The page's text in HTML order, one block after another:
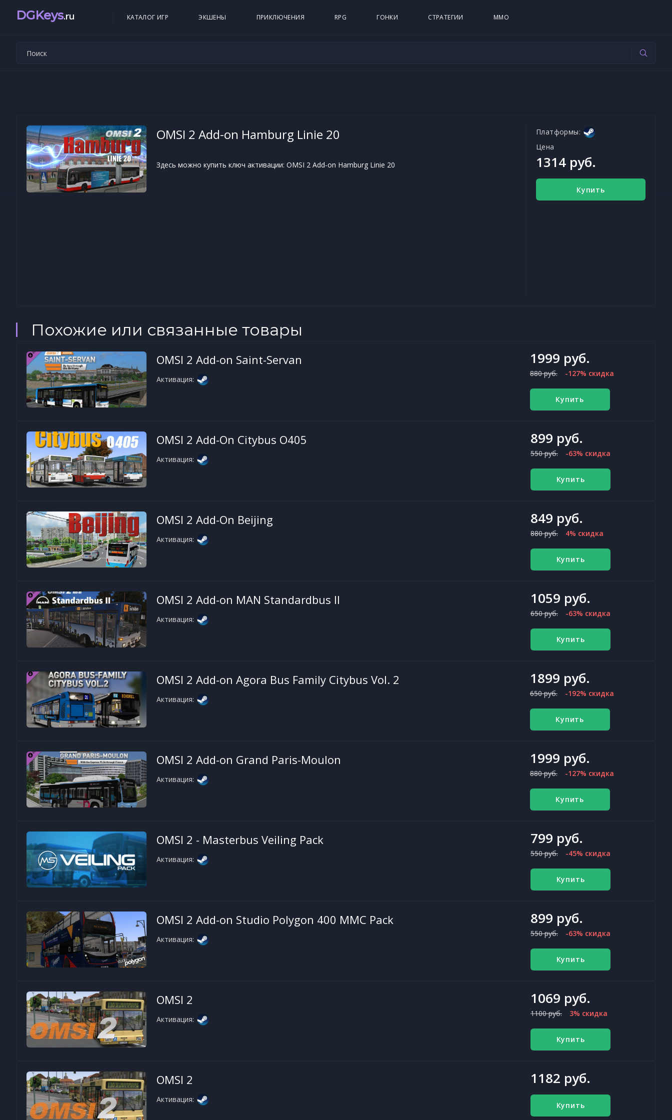
DGKeys.ru КАТАЛОГ ИГР ЭКШЕНЫ ПРИКЛЮЧЕНИЯ RPG ГОНКИ СТРАТЕГИИ MMO
OMSI 2 Add-on Hamburg Linie 20
Здесь можно купить ключ активации: OMSI 2 Add-on Hamburg Linie 20
Платформы:
Цена
1314 руб.
Купить
Похожие или связанные товары
OMSI 2 Add-on Saint-Servan
Активация:
1999 руб.
880 руб. -127% скидка
Купить
OMSI 2 Add-On Citybus O405
Активация:
899 руб.
550 руб. -63% скидка
Купить
OMSI 2 Add-On Beijing
Активация:
849 руб.
880 руб. 4% скидка
Купить
OMSI 2 Add-on MAN Standardbus II
Активация:
1059 руб.
650 руб. -63% скидка
Купить
OMSI 2 Add-on Agora Bus Family Citybus Vol. 2
Активация:
1899 руб.
650 руб. -192% скидка
Купить
OMSI 2 Add-on Grand Paris-Moulon
Активация:
1999 руб.
880 руб. -127% скидка
Купить
OMSI 2 - Masterbus Veiling Pack
Активация:
799 руб.
550 руб. -45% скидка
Купить
OMSI 2 Add-on Studio Polygon 400 MMC Pack
Активация:
899 руб.
550 руб. -63% скидка
Купить
OMSI 2
Активация:
1069 руб.
1100 руб. 3% скидка
Купить
OMSI 2
Активация:
1182 руб.
Купить